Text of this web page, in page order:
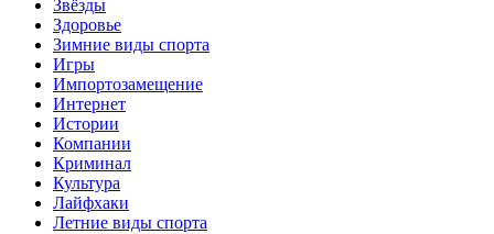
Звёзды
Здоровье
Зимние виды спорта
Игры
Импортозамещение
Интернет
Истории
Компании
Криминал
Культура
Лайфхаки
Летние виды спорта